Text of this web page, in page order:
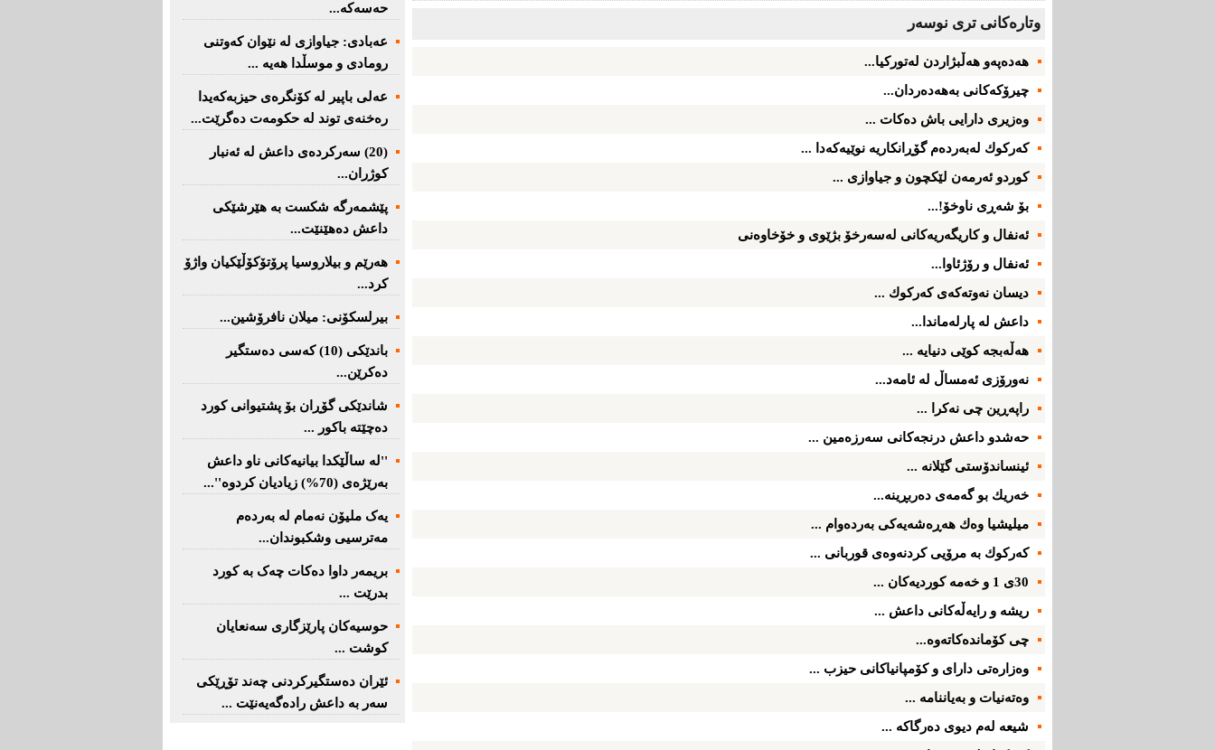
وتاره‌کانی تری نوسه‌ر
هەدەپەو هه‌ڵبژاردن‌ لەتوركیا...
چیرۆكه‌كانی‌ به‌هه‌ده‌ردان...
وه‌زیری‌ دارایی‌ باش ده‌كات ...
كه‌ركوك له‌به‌رده‌م گۆڕانكاریه‌ نوێیه‌كه‌دا ...
كوردو ئه‌رمه‌ن لێكچون و جیاوازی ...
بۆ شه‌ڕی‌ ناوخۆ!...
ئه‌نفال و كاریگه‌ریه‌كانی‌ له‌سه‌رخۆ بژێوی‌ و خۆخاوه‌نی‌
ئه‌نفال و رۆژئاوا...
دیسان نه‌وته‌كه‌ی كه‌ركوك ...
داعش له‌ پارله‌ماندا...
هه‌ڵه‌بجه‌ كوێی دنیایه‌ ...
نه‌ورۆزی ئه‌مساڵ له‌ ئامه‌د...
راپه‌ڕین چی‌ نه‌كرا ...
حه‌شدو داعش درنجه‌كانی سه‌رزه‌مین ...
ئینساندۆستی گێلانه‌ ...
خه‌ریك بو گه‌مه‌ی ده‌ربڕینه‌...
میلیشیا وه‌ك هه‌ڕه‌شه‌یه‌كی به‌رده‌وام ...
كه‌ركوك به‌ مرۆیی كردنه‌وه‌ی قوربانی ...
30ی 1 و خه‌مه‌ كوردیه‌كان ...
ریشه‌ و رایه‌ڵه‌كانی داعش ...
چی كۆمانده‌كاته‌وه‌...
وه‌زاره‌تی‌ دارای‌ و كۆمپانیاكانی‌ حیزب ...
وه‌ته‌نیات و به‌یاننامه‌ ...
شیعه‌ له‌م دیوی‌ ده‌رگاكه‌ ...
حەسەکە...
عه‌بادی: جیاوازی له‌ نێوان کەوتنی
رومادی و موسڵدا هه‌یه‌ ...
عەلی باپیر لە کۆنگرەی حیزبەکەیدا
رەخنەی توند لە حکومەت دەگرێت...
(20) سه‌ركرده‌ی داعش لە ئەنبار
کوژران...
پێشمەرگە شكست بە هێرشێكی
داعش دەهێنێت...
هەرێم و بیلاروسیا پرۆتۆکۆڵێکیان واژۆ
کرد...
بیرلسكۆنی: میلان نافرۆشین...
باندێکی (10) کەسى دەستگیر
دەکرێن...
شاندێکى گۆڕان بۆ پشتیوانی کورد
دەچێتە باکور ...
''لە ساڵێکدا بیانیه‌كانی ناو داعش
بەرێژەى (70%) زیادیان کردوە''...
یەک ملیۆن نەمام لە بەردەم
مەترسیی وشکبوندان...
بریمه‌ر داوا دەکات چەک بە کورد
بدرێت ...
حوسیەکان پارێزگارى سەنعایان
کوشت ...
ئێران دەستگیرکردنى چه‌ند تۆڕێكی‌
سه‌ر به‌ داعش رادەگەیەنێت ...